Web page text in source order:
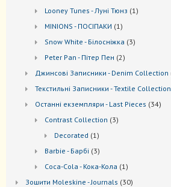
Looney Tunes - Луні Тюнз 1 1
MINIONS - ПОСІПАКИ 1 1
Snow White - Білосніжка 33
Peter Pan - Пітер Пен 22
Джинсові Записники - Denim Collection
Текстильні Записники - Textile Collection
Останні екземпляри - Last Pieces 3434
Contrast Collection 33
Decorated 1 1
Barbie - Барбі 33
Coca-Cola - Кока-Кола 1 1
Зошити Moleskine - Journals 3030